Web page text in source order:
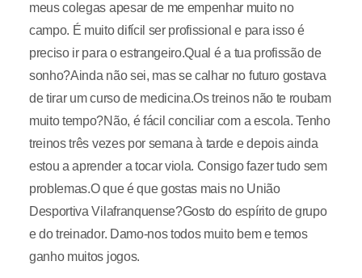
meus colegas apesar de me empenhar muito no
campo. É muito difícil ser profissional e para isso é
preciso ir para o estrangeiro.Qual é a tua profissão de
sonho?Ainda não sei, mas se calhar no futuro gostava
de tirar um curso de medicina.Os treinos não te roubam
muito tempo?Não, é fácil conciliar com a escola. Tenho
treinos três vezes por semana à tarde e depois ainda
estou a aprender a tocar viola. Consigo fazer tudo sem
problemas.O que é que gostas mais no União
Desportiva Vilafranquense?Gosto do espírito de grupo
e do treinador. Damo-nos todos muito bem e temos
ganho muitos jogos.